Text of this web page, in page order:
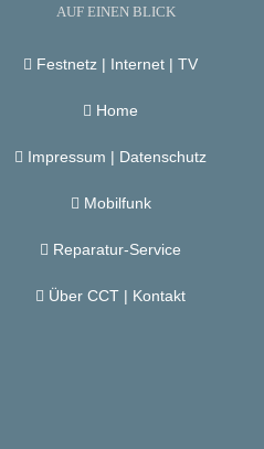
AUF EINEN BLICK
Festnetz | Internet | TV
Home
Impressum | Datenschutz
Mobilfunk
Reparatur-Service
Über CCT | Kontakt